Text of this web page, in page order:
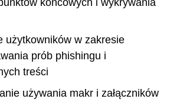
użytkowników w zakresie
prób phishingu i
treści
używania makr i załączników